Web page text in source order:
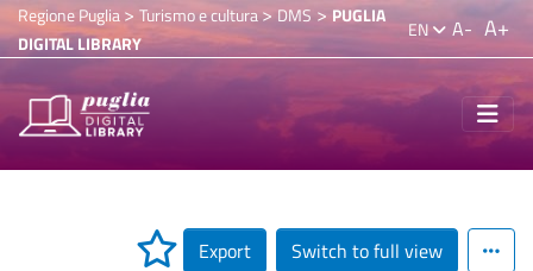
Regione Puglia> Turismo e cultura>DMS > PUGLIA
DIGITAL LIBRARY
EN A- A+
Export Switch to full view